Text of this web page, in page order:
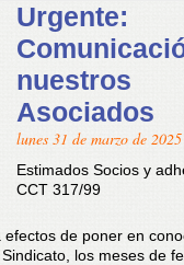
Urgente:
nuestros
Asociados
lunes 31 de marzo de 2025
Estimados Socios y
CCT 317/99
de poner en
los meses de